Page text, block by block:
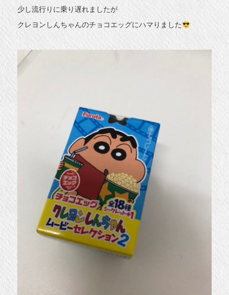
少し流行りに乗り遅れましたが
クレヨンしんちゃんのチョコエッグにハマりました